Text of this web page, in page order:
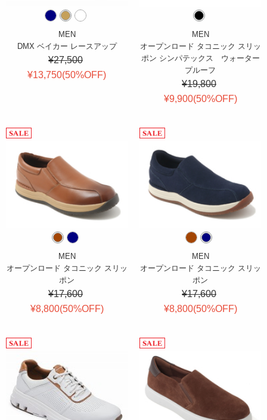
MEN
DMX ベイカー レースアップ
¥27,500
¥13,750(50%OFF)
MEN
オープンロード タコニック スリッ
ポン シンパテックス ウォーター
プルーフ
¥19,800
¥9,900(50%OFF)
MEN
オープンロード タコニック スリッ
ポン
¥17,600
¥8,800(50%OFF)
MEN
オープンロード タコニック スリッ
ポン
¥17,600
¥8,800(50%OFF)